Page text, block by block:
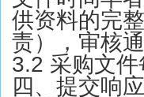
供资料的完
责），审核
3.2 采购文
四、提交响